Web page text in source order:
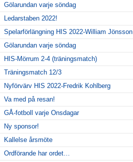
Gölarundan varje söndag
Ledarstaben 2022!
Spelarförlängning HIS 2022-William Jönsson
Gölarundan varje söndag
HIS-Mörrum 2-4 (träningsmatch)
Träningsmatch 12/3
Nyförvärv HIS 2022-Fredrik Kohlberg
Va med på resan!
GÅ-fotboll varje Onsdagar
Ny sponsor!
Kallelse årsmöte
Ordförande har ordet…